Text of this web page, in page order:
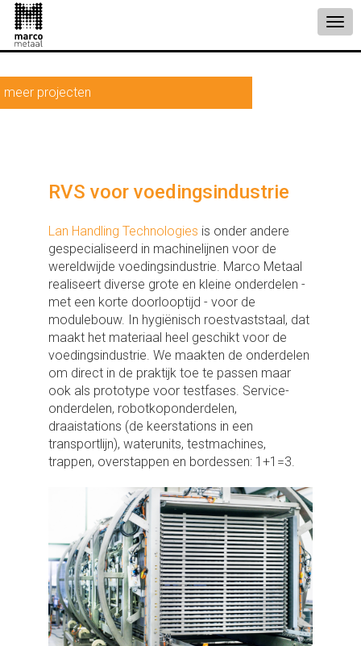
meer projecten
RVS voor voedingsindustrie
Lan Handling Technologies is onder andere
gespecialiseerd in machinelijnen voor de
wereldwijde voedingsindustrie. Marco Metaal
realiseert diverse grote en kleine onderdelen -
met een korte doorlooptijd - voor de
modulebouw. In hygiënisch roestvaststaal, dat
maakt het materiaal heel geschikt voor de
voedingsindustrie. We maakten de onderdelen
om direct in de praktijk toe te passen maar
ook als prototype voor testfases. Service-
onderdelen, robotkoponderdelen,
draaistations (de keerstations in een
transportlijn), waterunits, testmachines,
trappen, overstappen en bordessen: 1+1=3.